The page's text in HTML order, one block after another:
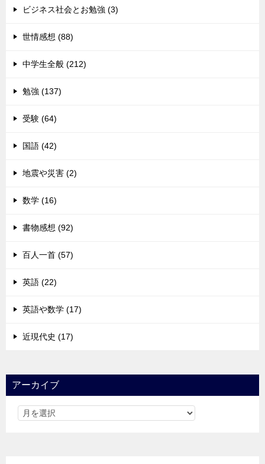
ビジネス社会とお勉強 (3)
世情感想 (88)
中学生全般 (212)
勉強 (137)
受験 (64)
国語 (42)
地震や災害 (2)
数学 (16)
書物感想 (92)
百人一首 (57)
英語 (22)
英語や数学 (17)
近現代史 (17)
アーカイブ